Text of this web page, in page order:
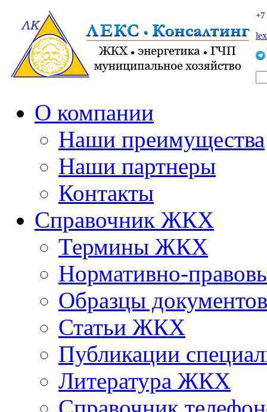
О компании
Наши преимущества
Наши партнеры
Контакты
Справочник ЖКХ
Термины ЖКХ
Нормативно-
Образцы документов
Статьи ЖКХ
Публикации
Литература ЖКХ